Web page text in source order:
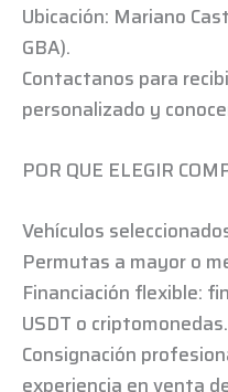
Ubicación: Mariano
GBA).
Contactanos para
personalizado y
POR QUE ELEGIR
Vehículos
Permutas a mayor o
Financiación flexible:
USDT o criptomonedas.
Consignación
experiencia en venta